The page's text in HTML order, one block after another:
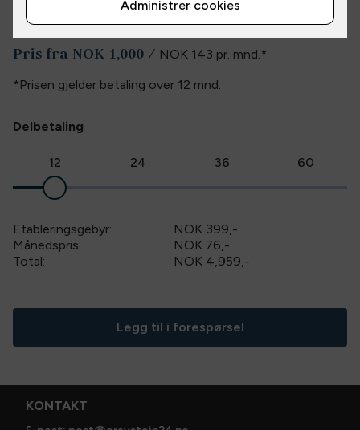
Lesmer
Pris fra NOK 1,000 / NOK 143 pr. mnd.*
*Prisen gjelder betaling over 12 mnd.
Delbetaling
12 24 36 60
Etableringsgebyr: NOK 399,-
Månedspris:
NOK 76,-
Total:
NOK 4,959,-
Legg til i forespørsel
KONTAKT